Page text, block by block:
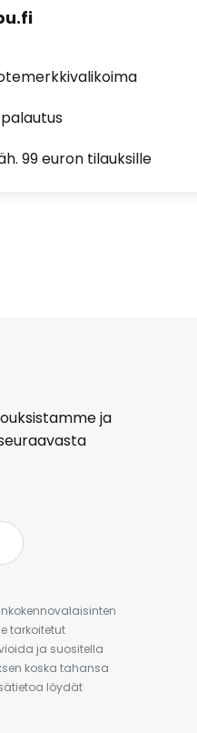
99 euron tilauksille
ja
tarkoitetut
ja suositella
koska tahansa
löydät